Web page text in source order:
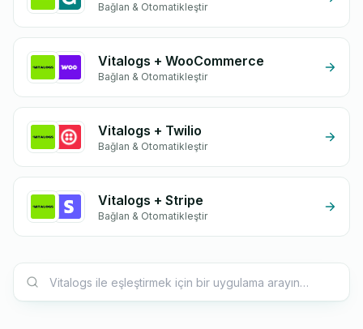
Bağlan & Otomatikleştir
Vitalogs + WooCommerce
Bağlan & Otomatikleştir
Vitalogs + Twilio
Bağlan & Otomatikleştir
Vitalogs + Stripe
Bağlan & Otomatikleştir